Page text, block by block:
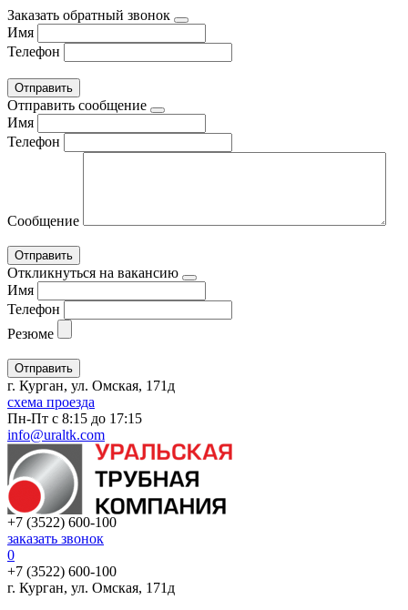
Заказать обратный звонок
Имя
Телефон
Отправить сообщение
Имя
Телефон
Сообщение
Откликнуться на вакансию
Имя
Телефон
Резюме
г. Курган, ул. Омская, 171д
схема проезда
Пн-Пт с 8:15 до 17:15
info@uraltk.com
+7 (3522) 600-100
заказать звонок
0
+7 (3522) 600-100
г. Курган, ул. Омская, 171д